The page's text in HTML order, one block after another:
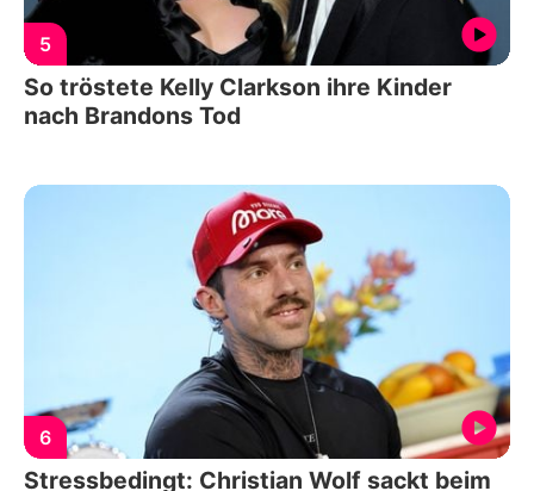
5
So tröstete Kelly Clarkson ihre Kinder
nach Brandons Tod
6
Stressbedingt: Christian Wolf sackt beim